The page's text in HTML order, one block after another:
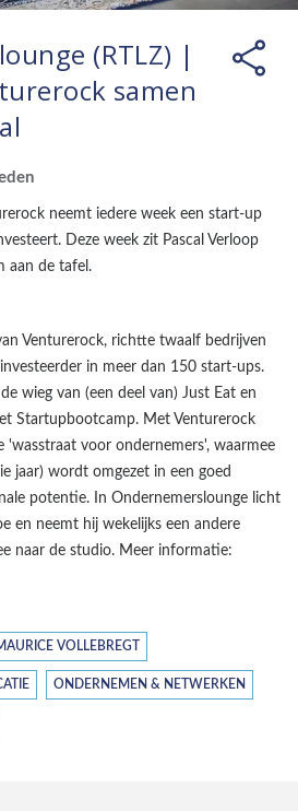
(RTLZ) |
samen
neemt iedere week een start-up
Deze week zit Pascal Verloop
aan de tafel.
Venturerock, richtte twaalf bedrijven
in meer dan 150 start-ups.
wieg van (een deel van) Just Eat en
Startupbootcamp. Met Venturerock
'wasstraat voor ondernemers', waarmee
jaar) wordt omgezet in een goed
potentie. In Ondernemerslounge licht
en neemt hij wekelijks een andere
naar de studio. Meer informatie:
VOLLEBREGT
ONDERNEMEN & NETWERKEN